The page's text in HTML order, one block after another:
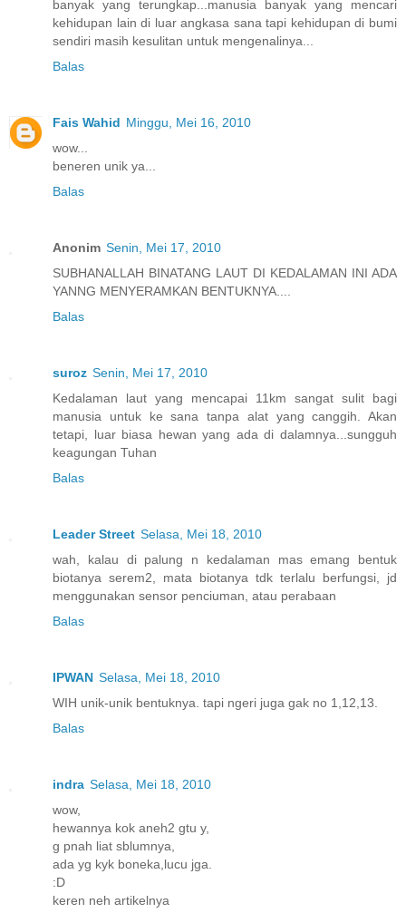
banyak yang terungkap...manusia banyak yang mencari
kehidupan lain di luar angkasa sana tapi kehidupan di bumi
sendiri masih kesulitan untuk mengenalinya...
Balas
Fais Wahid Minggu, Mei 16, 2010
wow...
beneren unik ya...
Balas
Anonim Senin, Mei 17, 2010
SUBHANALLAH BINATANG LAUT DI KEDALAMAN INI ADA
YANNG MENYERAMKAN BENTUKNYA....
Balas
suroz Senin, Mei 17, 2010
Kedalaman laut yang mencapai 11km sangat sulit bagi
manusia untuk ke sana tanpa alat yang canggih. Akan
tetapi, luar biasa hewan yang ada di dalamnya...sungguh
keagungan Tuhan
Balas
Leader Street Selasa, Mei 18, 2010
wah, kalau di palung n kedalaman mas emang bentuk
biotanya serem2, mata biotanya tdk terlalu berfungsi, jd
menggunakan sensor penciuman, atau perabaan
Balas
IPWAN Selasa, Mei 18, 2010
WIH unik-unik bentuknya. tapi ngeri juga gak no 1,12,13.
Balas
indra Selasa, Mei 18, 2010
wow,
hewannya kok aneh2 gtu y,
g pnah liat sblumnya,
ada yg kyk boneka,lucu jga.
:D
keren neh artikelnya